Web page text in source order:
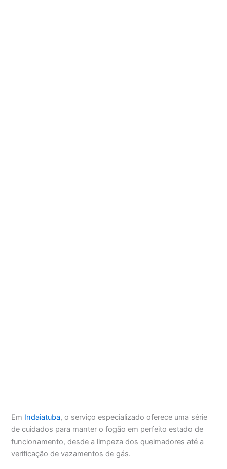
Em Indaiatuba, o serviço especializado oferece uma série
de cuidados para manter o fogão em perfeito estado de
funcionamento, desde a limpeza dos queimadores até a
verificação de vazamentos de gás.